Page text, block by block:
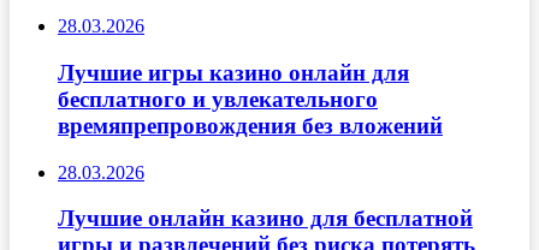
28.03.2026
Лучшие игры казино онлайн для
бесплатного и увлекательного
времяпрепровождения без вложений
28.03.2026
Лучшие онлайн казино для бесплатной